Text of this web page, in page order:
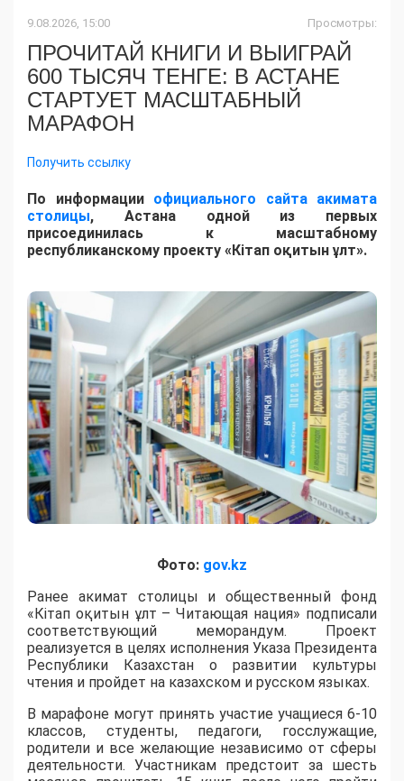
9.08.2026, 15:00 Просмотры:
ПРОЧИТАЙ КНИГИ И ВЫИГРАЙ
600 ТЫСЯЧ ТЕНГЕ: В АСТАНЕ
СТАРТУЕТ МАСШТАБНЫЙ
МАРАФОН
Получить ссылку
По информации официального сайта акимата
столицы, Астана одной из первых
присоединилась к масштабному
республиканскому проекту «Кітап оқитын ұлт».
Фото: gov.kz
Ранее акимат столицы и общественный фонд
«Кітап оқитын ұлт – Читающая нация» подписали
соответствующий меморандум. Проект
реализуется в целях исполнения Указа Президента
Республики Казахстан о развитии культуры
чтения и пройдет на казахском и русском языках.
В марафоне могут принять участие учащиеся 6-10
классов, студенты, педагоги, госслужащие,
родители и все желающие независимо от сферы
деятельности. Участникам предстоит за шесть